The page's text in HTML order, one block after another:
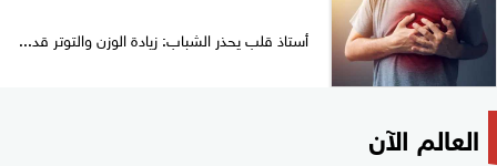
أستاذ قلب يحذر الشباب: زيادة الوزن والتوتر قد...
العالم الآن